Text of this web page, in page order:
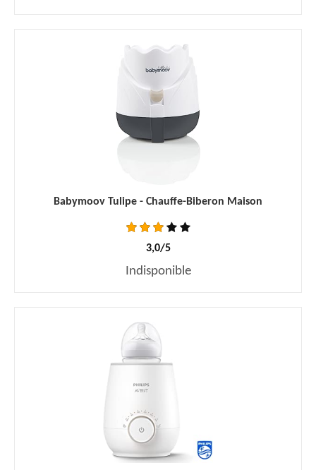
Babymoov Tulipe - Chauffe-Biberon Maison
3,0/5
Indisponible